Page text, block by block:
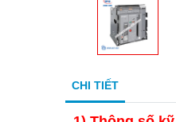
CHI TIẾT